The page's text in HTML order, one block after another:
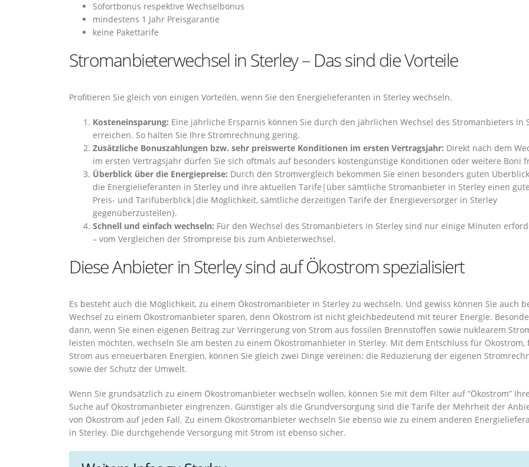
Sofortbonus respektive Wechselbonus
mindestens 1 Jahr Preisgarantie
keine Pakettarife
Stromanbieterwechsel in Sterley – Das sind die Vorteile
Profitieren Sie gleich von einigen Vorteilen, wenn Sie den Energielieferanten in Sterley wechseln.
Kosteneinsparung: Eine jährliche Ersparnis können Sie durch den jährlichen Wechsel des Stromanbieters in
erreichen. So halten Sie Ihre Stromrechnung gering.
Zusätzliche Bonuszahlungen bzw. sehr preiswerte Konditionen im ersten Vertragsjahr: Direkt nach dem
im ersten Vertragsjahr dürfen Sie sich oftmals auf besonders kostengünstige Konditionen oder weitere Boni
Überblick über die Energiepreise: Durch den Stromvergleich bekommen Sie einen besonders guten
die Energielieferanten in Sterley und ihre aktuellen Tarife|über sämtliche Stromanbieter in Sterley einen
Preis- und Tarifüberblick|die Möglichkeit, sämtliche derzeitigen Tarife der Energieversorger in Sterley
gegenüberzustellen}.
Schnell und einfach wechseln: Für den Wechsel des Stromanbieters in Sterley sind nur einige Minuten
– vom Vergleichen der Strompreise bis zum Anbieterwechsel.
Diese Anbieter in Sterley sind auf Ökostrom spezialisiert
Es besteht auch die Möglichkeit, zu einem Ökostromanbieter in Sterley zu wechseln. Und gewiss können Sie auch
Wechsel zu einem Ökostromanbieter sparen, denn Ökostrom ist nicht gleichbedeutend mit teurer Energie.
dann, wenn Sie einen eigenen Beitrag zur Verringerung von Strom aus fossilen Brennstoffen sowie nuklearem
leisten möchten, wechseln Sie am besten zu einem Ökostromanbieter in Sterley. Mit dem Entschluss für Ökostrom,
Strom aus erneuerbaren Energien, können Sie gleich zwei Dinge vereinen: die Reduzierung der eigenen
sowie der Schutz der Umwelt.
Wenn Sie grundsätzlich zu einem Ökostromanbieter wechseln wollen, können Sie mit dem Filter auf “Ökostrom” Ihre
Suche auf Ökostromanbieter eingrenzen. Günstiger als die Grundversorgung sind die Tarife der Mehrheit der
von Ökostrom auf jeden Fall. Zu einem Ökostromanbieter wechseln Sie ebenso wie zu einem anderen
in Sterley. Die durchgehende Versorgung mit Strom ist ebenso sicher.